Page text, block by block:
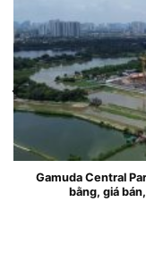
diện vị trí, mặt